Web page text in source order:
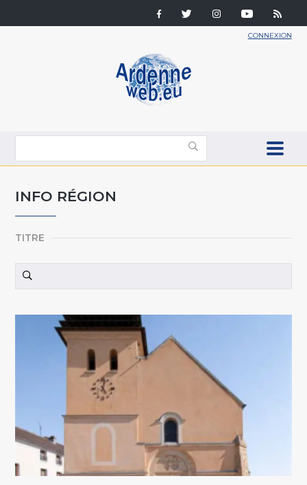
CONNEXION
INFO RÉGION
TITRE